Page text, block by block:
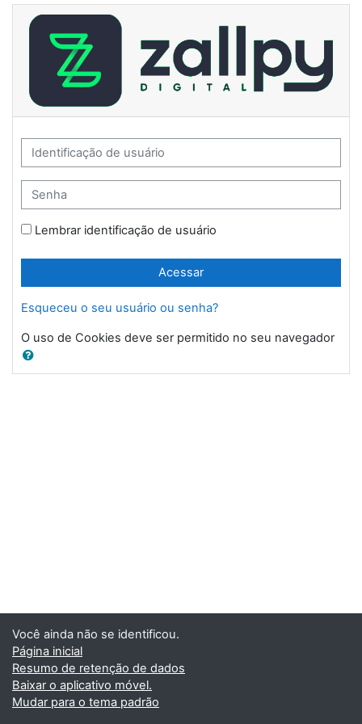
Ir para o conteúdo principal
EAD Zallpy: Acessar
Identificação de usuário
Senha
Lembrar identificação de usuário
Acessar
Esqueceu o seu usuário ou senha?
O uso de Cookies deve ser permitido no seu navegador
Você ainda não se identificou.
Página inicial
Resumo de retenção de dados
Baixar o aplicativo móvel.
Mudar para o tema padrão